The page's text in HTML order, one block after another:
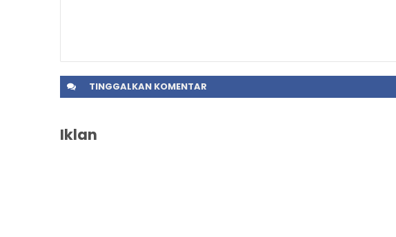
TINGGALKAN KOMENTAR
Iklan